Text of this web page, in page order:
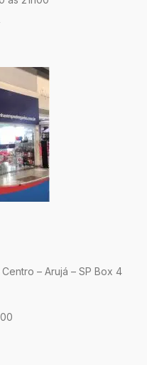
– Arujá – SP Box 4